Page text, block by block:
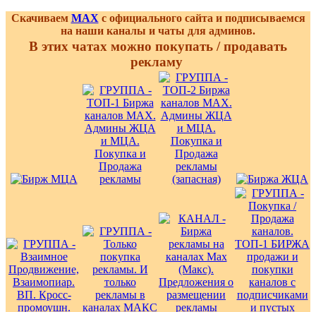
Скачиваем MAX с официального сайта и подписываемся
на наши каналы и чаты для админов.
В этих чатах можно покупать / продавать
рекламу